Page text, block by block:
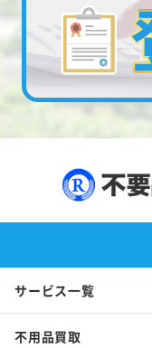
サービス一覧
不用品買取